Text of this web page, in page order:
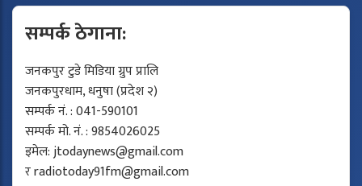
सम्पर्क ठेगाना:
जनकपुर टुडे मिडिया ग्रुप प्रालि
जनकपुरधाम, धनुषा (प्रदेश २)
सम्पर्क नं. : 041-590101
सम्पर्क मो. नं. : 9854026025
इमेल:jtodaynews@gmail.com
रradiotoday91fm@gmail.com